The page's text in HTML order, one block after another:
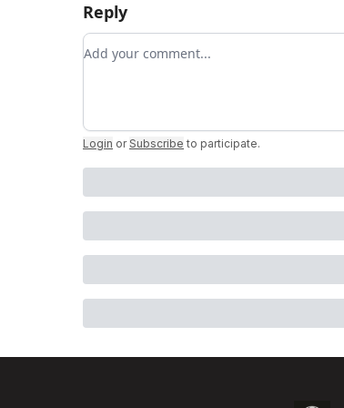
Reply
Add your comment
Login or Subscribe to participate.